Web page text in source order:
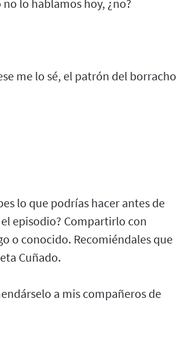
lo hablamos hoy, ¿no?
me lo sé, el patrón del borracho
lo que podrías hacer antes de
episodio? Compartirlo con
o conocido. Recomiéndales que
Cuñado.
a mis compañeros de